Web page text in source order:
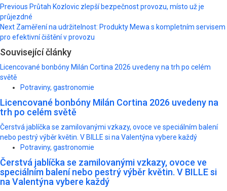
Post
navigation
Previous Průtah Kozlovic zlepší bezpečnost provozu, místo už je
průjezdné
Next Zaměření na udržitelnost: Produkty Mewa s kompletním servisem
pro efektivní čištění v provozu
Související články
Licencované bonbóny Milán Cortina 2026 uvedeny na trh po celém
světě
Potraviny, gastronomie
Licencované bonbóny Milán Cortina 2026 uvedeny na
trh po celém světě
Čerstvá jablíčka se zamilovanými vzkazy, ovoce ve speciálním balení
nebo pestrý výběr květin. V BILLE si na Valentýna vybere každý
Potraviny, gastronomie
Čerstvá jablíčka se zamilovanými vzkazy, ovoce ve
speciálním balení nebo pestrý výběr květin. V BILLE si
na Valentýna vybere každý